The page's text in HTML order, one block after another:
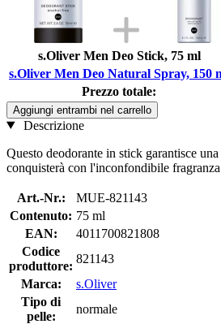
s.Oliver Men Deo Stick, 75 ml
s.Oliver Men Deo Natural Spray, 150
Prezzo totale:
Aggiungi entrambi nel carrello
Descrizione
Questo deodorante in stick garantisce
conquisterà con l'inconfondibile
Art.-Nr.:
MUE-821143
Contenuto: 75 ml
EAN:
4011700821808
Codice
produttore:
821143
Marca:
s.Oliver
Tipo di
pelle:
normale